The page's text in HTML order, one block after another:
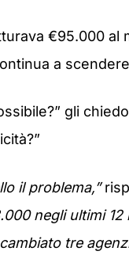
€95.000 al
a
gli
il problema,”
negli ultimi 12
tre